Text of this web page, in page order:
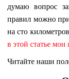
думаю вопрос
правил можно
на сто
в этой статье мои
Читайте наши